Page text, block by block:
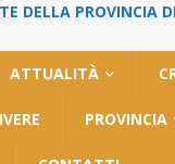
DELLA PROVINCIA
ATTUALITÀ
PROVINCIA